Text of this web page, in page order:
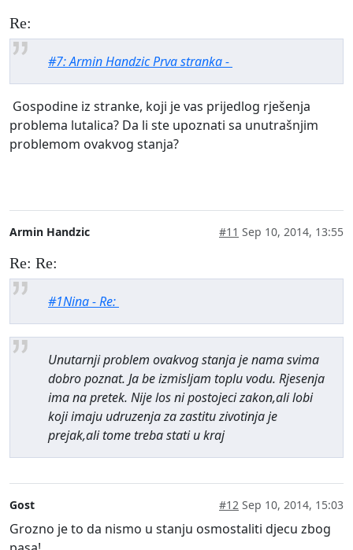
Re:
#7: Armin Handzic Prva stranka -
Gospodine iz stranke, koji je vas prijedlog rješenja
problema lutalica? Da li ste upoznati sa unutrašnjim
problemom ovakvog stanja?
Armin Handzic #11 Sep 10, 2014, 13:55
Re: Re:
#1Nina - Re:
Unutarnji problem ovakvog stanja je nama svima
dobro poznat. Ja be izmisljam toplu vodu. Rjesenja
ima na pretek. Nije los ni postojeci zakon,ali lobi
koji imaju udruzenja za zastitu zivotinja je
prejak,ali tome treba stati u kraj
Gost #12 Sep 10, 2014, 15:03
Grozno je to da nismo u stanju osmostaliti djecu zbog